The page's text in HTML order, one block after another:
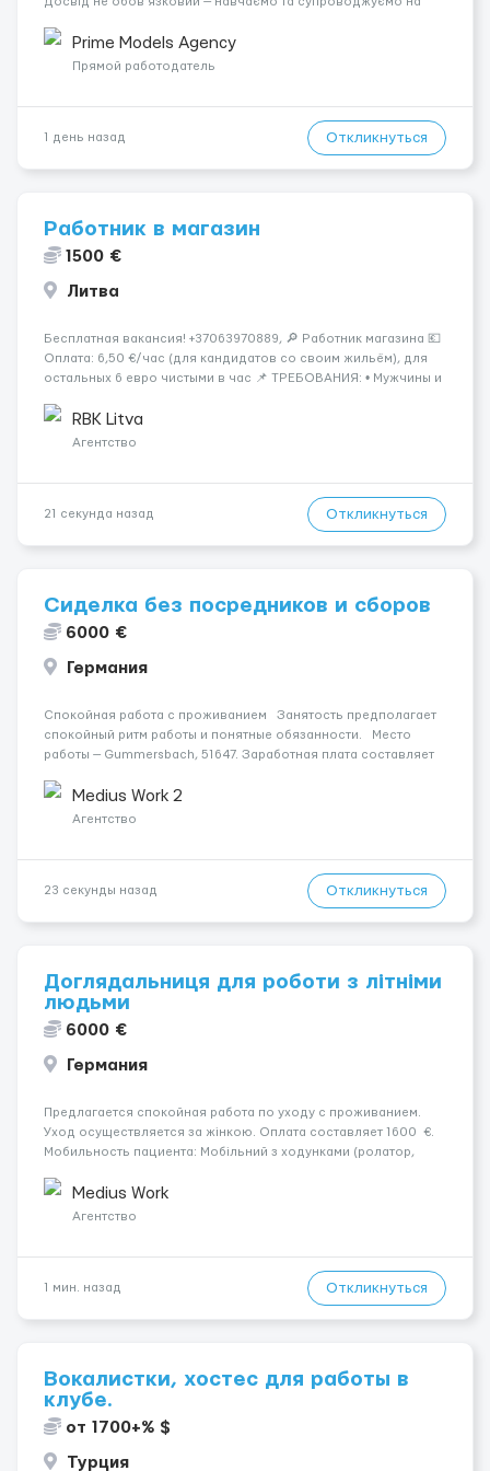
конфіденційність і професійну підтримку. Працюємо офіційно,
поважаємо особ...
Prime Models Agency
Прямой работодатель
1 день назад Откликнуться
Работник в магазин
1500 €
Литва
Бесплатная вакансия! +37063970889, 🔎 Работник магазина 💶
Оплата: 6,50 €/час (для кандидатов со своим жильём), для
остальных 6 евро чистыми в час 📌 ТРЕБОВАНИЯ: • Мужчины и
работать • Готовность работать в ...
RBK Litva
Агентство
21 секунда назад Откликнуться
Сиделка без посредников и сборов
6000 €
Германия
Спокойная работа с проживанием Занятость предполагает
спокойный ритм работы и понятные обязанности. Место
работы — Gummersbach, 51647. Заработная плата составляет
пациента: Мобільний з ходунками (р...
Medius Work 2
Агентство
23 секунды назад Откликнуться
Доглядальниця для роботи з літніми
людьми
6000 €
Германия
Предлагается спокойная работа по уходу с проживанием.
Уход осуществляется за жінкою. Оплата составляет 1600 €.
Мобильность пациента: Мобільний з ходунками (ролатор,
Вночі спить не прокидаючись. Усл...
Medius Work
Агентство
1 мин. назад Откликнуться
Вокалистки, хостес для работы в
клубе.
от 1700+% $
Турция